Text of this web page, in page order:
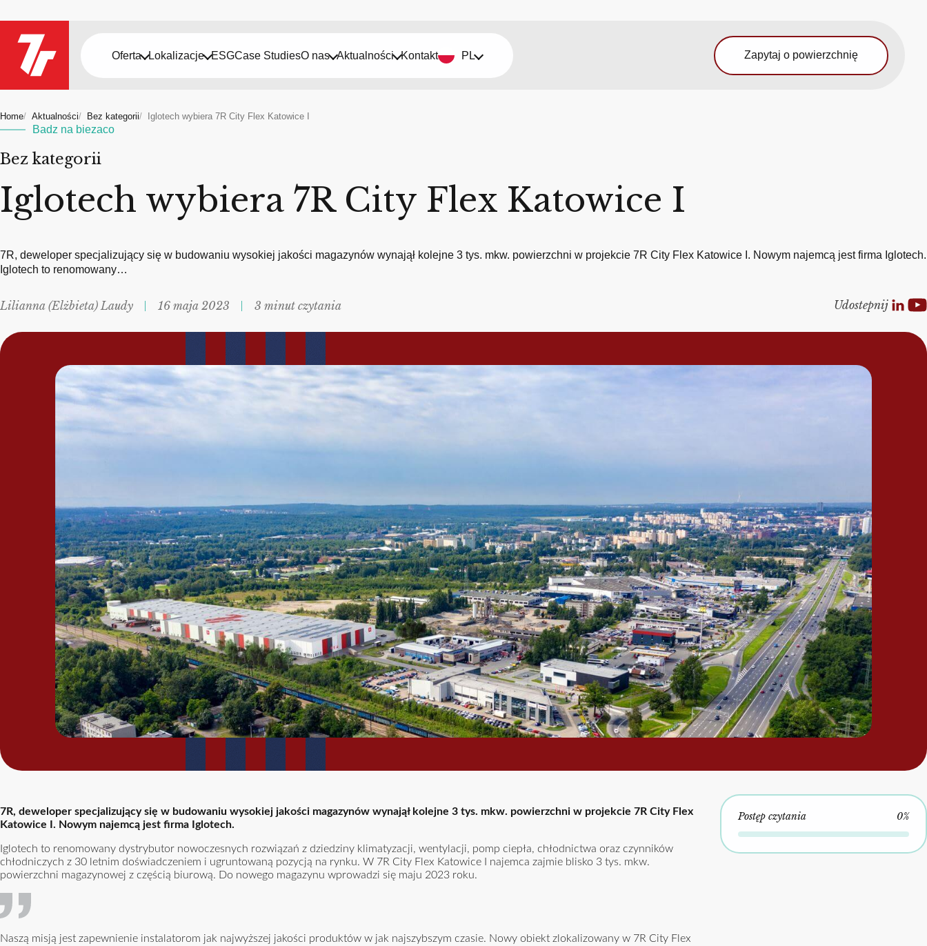
Oferta Lokalizacje ESGCase StudiesO nas Aktualności Kontakt PL Zapytaj o powierzchnię
Home Aktualności Bez kategorii Iglotech wybiera 7R City Flex Katowice I
Badz na biezaco
Bez kategorii
Iglotech wybiera 7R City Flex Katowice I
7R, deweloper specjalizujący się w budowaniu wysokiej jakości magazynów wynajął kolejne 3 tys. mkw. powierzchni w projekcie 7R City Flex Katowice I. Nowym najemcą jest firma Iglotech.
Iglotech to renomowany…
Lilianna (Elżbieta) Laudy 16 maja 2023 3 minut czytania Udostepnij
7R, deweloper specjalizujący się w budowaniu wysokiej jakości magazynów wynajął kolejne 3 tys. mkw. powierzchni w projekcie 7R City Flex
Katowice I. Nowym najemcą jest firma Iglotech.
Iglotech to renomowany dystrybutor nowoczesnych rozwiązań z dziedziny klimatyzacji, wentylacji, pomp ciepła, chłodnictwa oraz czynników
chłodniczych z 30 letnim doświadczeniem i ugruntowaną pozycją na rynku. W 7R City Flex Katowice I najemca zajmie blisko 3 tys. mkw.
powierzchni magazynowej z częścią biurową. Do nowego magazynu wprowadzi się maju 2023 roku.
Naszą misją jest zapewnienie instalatorom jak najwyższej jakości produktów w jak najszybszym czasie. Nowy obiekt zlokalizowany w 7R City Flex
Postęp czytania 0%